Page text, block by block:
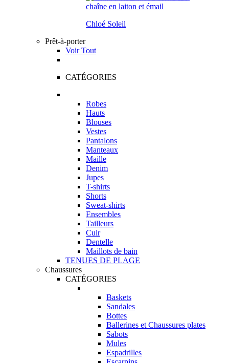
Chloé Soleil
Prêt-à-porter
Voir Tout
CATÉGORIES
Robes
Hauts
Blouses
Vestes
Pantalons
Manteaux
Maille
Denim
Jupes
T-shirts
Shorts
Sweat-shirts
Ensembles
Tailleurs
Cuir
Dentelle
Maillots de bain
TENUES DE PLAGE
Chaussures
CATÉGORIES
Baskets
Sandales
Bottes
Ballerines et Chaussures plates
Sabots
Mules
Espadrilles